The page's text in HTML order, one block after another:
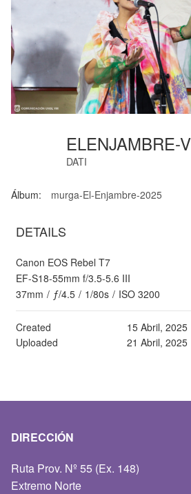
ELENJAMBRE-
DATI
Álbum: murga-El-Enjambre-2025
DETAILS
Canon EOS Rebel T7
EF-S18-55mm f/3.5-5.6 III
37mm / ƒ/4.5 / 1/80s / ISO 3200
Created
15 Abril, 2025
Uploaded
21 Abril, 2025
DIRECCIÓN
Ruta Prov. Nº 55 (Ex. 148)
Extremo Norte